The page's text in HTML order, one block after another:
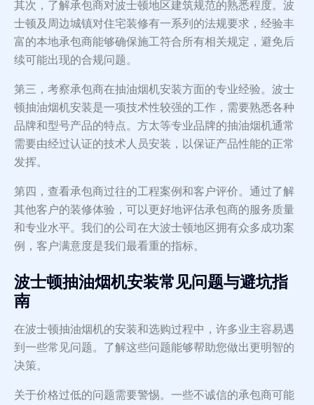
其次，了解承包商对波士顿地区建筑规范的熟悉程度。波
士顿及周边城镇对住宅装修有一系列的法规要求，经验丰
富的本地承包商能够确保施工符合所有相关规定，避免后
续可能出现的合规问题。
第三，考察承包商在抽油烟机安装方面的专业经验。波士
顿抽油烟机安装是一项技术性较强的工作，需要熟悉各种
品牌和型号产品的特点。方太等专业品牌的抽油烟机通常
需要由经过认证的技术人员安装，以保证产品性能的正常
发挥。
第四，查看承包商过往的工程案例和客户评价。通过了解
其他客户的装修体验，可以更好地评估承包商的服务质量
和专业水平。我们的公司在大波士顿地区拥有众多成功案
例，客户满意度是我们最看重的指标。
波士顿抽油烟机安装常见问题与避坑指
南
在波士顿抽油烟机的安装和选购过程中，许多业主容易遇
到一些常见问题。了解这些问题能够帮助您做出更明智的
决策。
关于价格过低的问题需要警惕。一些不诚信的承包商可能